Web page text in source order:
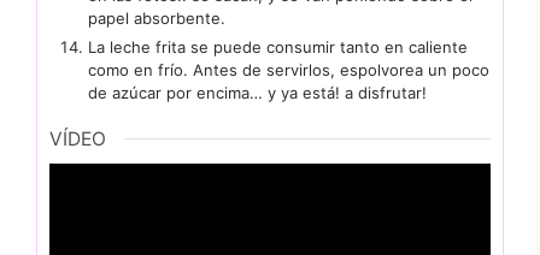
papel absorbente.
La leche frita se puede consumir tanto en caliente
como en frío. Antes de servirlos, espolvorea un poco
de azúcar por encima… y ya está! a disfrutar!
VÍDEO